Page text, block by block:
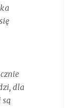
dla